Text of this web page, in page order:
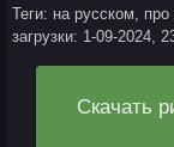
Теги: на русском,
загрузки: 1-09-2024,
Скачать